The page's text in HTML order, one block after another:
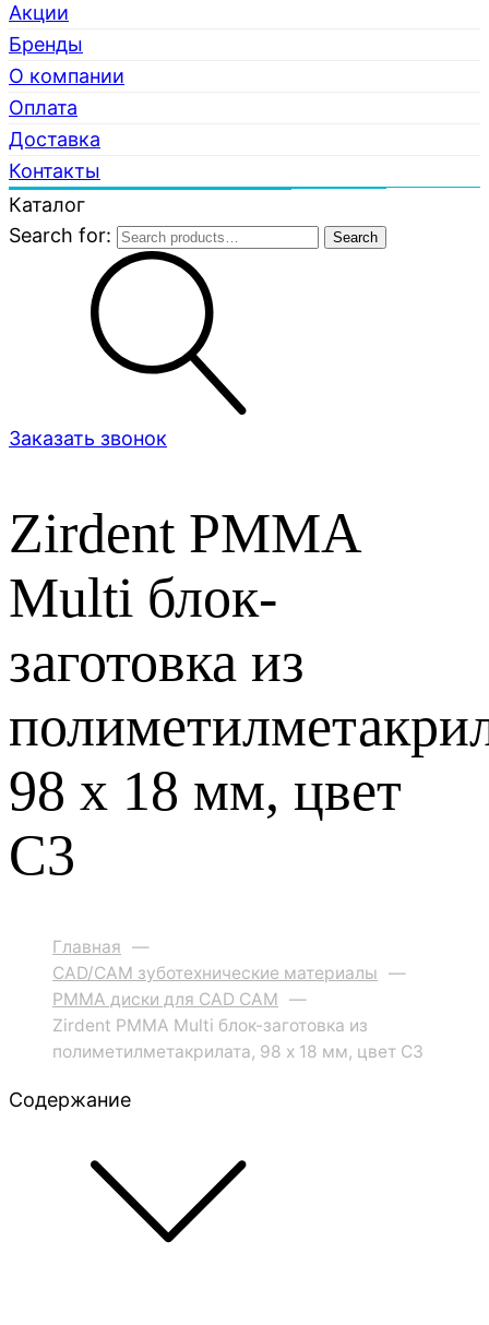
Акции
Бренды
О компании
Оплата
Доставка
Контакты
Каталог
Search for:
Search
Заказать звонок
Zirdent PMMA
Multi блок-
заготовка из
98 х 18 мм, цвет
C3
Главная —
CAD/CAM зуботехнические материалы —
PMMA диски для CAD CAM —
Zirdent PMMA Multi блок-заготовка из
полиметилметакрилата, 98 х 18 мм, цвет C3
Содержание